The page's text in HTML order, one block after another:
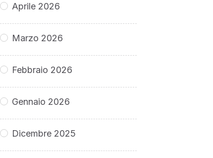
Aprile 2026
Marzo 2026
Febbraio 2026
Gennaio 2026
Dicembre 2025